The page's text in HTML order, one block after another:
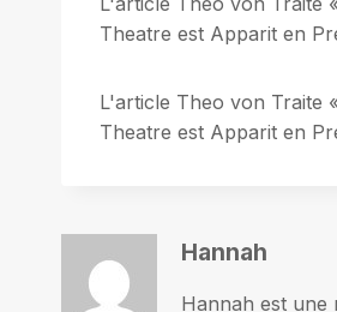
Theatre est Apparit en
L'article Theo von Traite
Theatre est Apparit en
Hannah
Hannah est une